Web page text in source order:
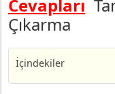
Cevapları
Çıkarma
İçindekiler
7. Sınıf